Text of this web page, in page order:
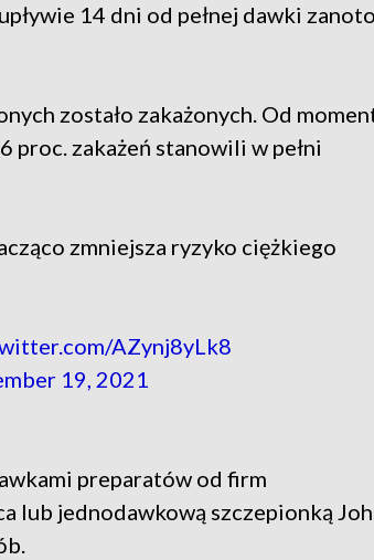
14 dni od pełnej dawki
zostało zakażonych. Od
proc. zakażeń stanowili w pełni
zmniejsza ryzyko ciężkiego
AZynj8yLk8
19, 2021
preparatów od firm
lub jednodawkową szczepionką